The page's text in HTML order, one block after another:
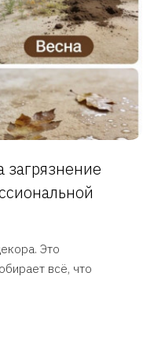
загрязнение
Это
всё, что